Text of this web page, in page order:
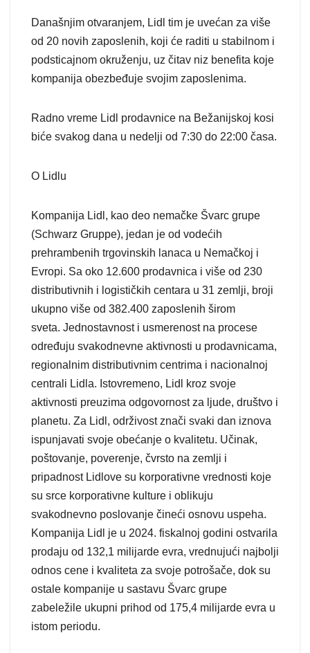
Današnjim otvaranjem, Lidl tim je uvećan za više
od 20 novih zaposlenih, koji će raditi u stabilnom i
podsticajnom okruženju, uz čitav niz benefita koje
kompanija obezbeđuje svojim zaposlenima.
Radno vreme Lidl prodavnice na Bežanijskoj kosi
biće svakog dana u nedelji od 7:30 do 22:00 časa.
O Lidlu
Kompanija Lidl, kao deo nemačke Švarc grupe
(Schwarz Gruppe), jedan je od vodećih
prehrambenih trgovinskih lanaca u Nemačkoj i
Evropi. Sa oko 12.600 prodavnica i više od 230
distributivnih i logističkih centara u 31 zemlji, broji
ukupno više od 382.400 zaposlenih širom
sveta. Jednostavnost i usmerenost na procese
određuju svakodnevne aktivnosti u prodavnicama,
regionalnim distributivnim centrima i nacionalnoj
centrali Lidla. Istovremeno, Lidl kroz svoje
aktivnosti preuzima odgovornost za ljude, društvo i
planetu. Za Lidl, održivost znači svaki dan iznova
ispunjavati svoje obećanje o kvalitetu. Učinak,
poštovanje, poverenje, čvrsto na zemlji i
pripadnost Lidlove su korporativne vrednosti koje
su srce korporativne kulture i oblikuju
svakodnevno poslovanje čineći osnovu uspeha.
Kompanija Lidl je u 2024. fiskalnoj godini ostvarila
prodaju od 132,1 milijarde evra, vrednujući najbolji
odnos cene i kvaliteta za svoje potrošače, dok su
ostale kompanije u sastavu Švarc grupe
zabeležile ukupni prihod od 175,4 milijarde evra u
istom periodu.